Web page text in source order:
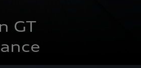
GT